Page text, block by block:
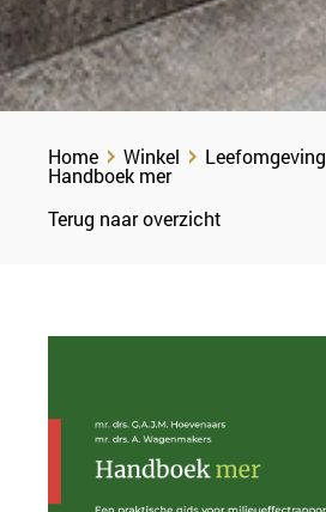
Home Winkel Leefomgeving
Handboek mer
Terug naar overzicht